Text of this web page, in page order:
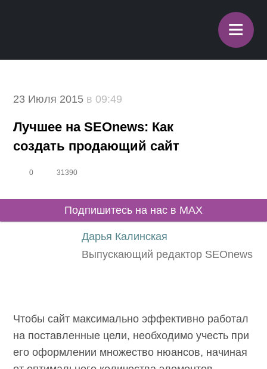
≡
23 Июля 2015 в 09:49
Лучшее на SEOnews: Как
создать продающий сайт
0 31390
Подпишитесь на нас в MAX
Дарья Калинская
Выпускающий редактор SEOnews
Чтобы сайт максимально эффективно работал
на поставленные цели, необходимо учесть при
его оформлении множество нюансов, начиная